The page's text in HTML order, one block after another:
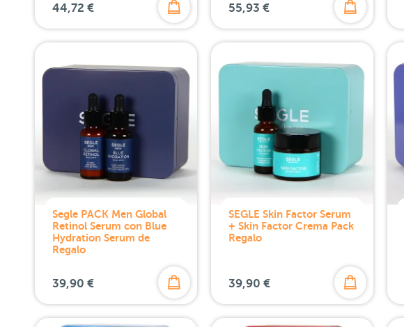
44,72 € 55,93 €
Segle PACK Men Global
Retinol Serum con Blue
Hydration Serum de
Regalo
39,90 €
SEGLE Skin Factor Serum
+ Skin Factor Crema Pack
Regalo
39,90 €